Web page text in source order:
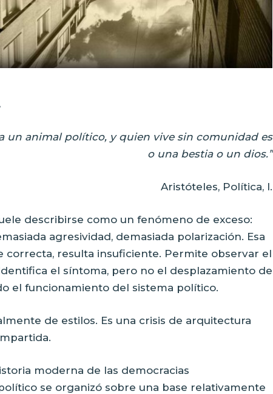
un animal político, y quien vive sin comunidad es
o una bestia o un dios.”
Aristóteles, Política, I.
describirse como un fenómeno de exceso:
agresividad, demasiada polarización. Esa
correcta, resulta insuficiente. Permite observar el
el síntoma, pero no el desplazamiento de
el funcionamiento del sistema político.
de estilos. Es una crisis de arquitectura
moderna de las democracias
se organizó sobre una base relativamente